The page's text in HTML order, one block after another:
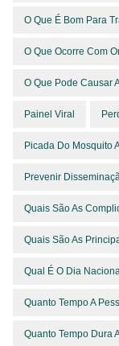
O Que É Bom Para
O Que Ocorre Com
O Que Pode Causar
Painel Viral
Picada Do Mosquito
Prevenir
Quais São As
Quais São As
Qual É O Dia
Quanto Tempo A
Quanto Tempo Dura